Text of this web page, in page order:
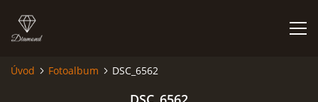
Úvod Fotoalbum DSC_6562